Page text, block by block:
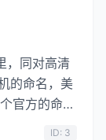
，同对高清
的命名，美
官方的命名
ID: 3